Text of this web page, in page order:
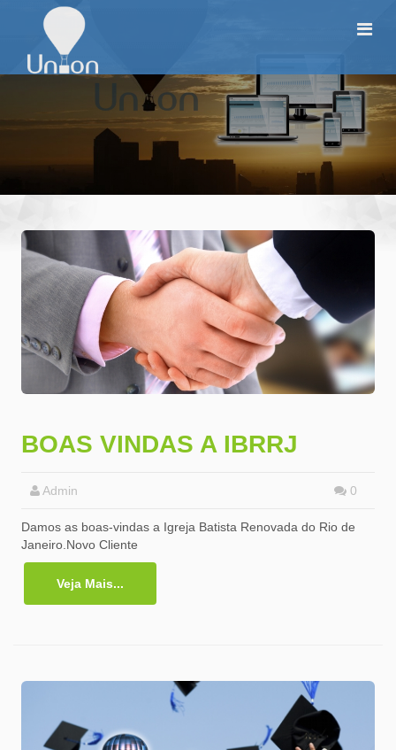
BOAS VINDAS A IBRRJ
Admin 0
Damos as boas-vindas a Igreja Batista Renovada do Rio de
Janeiro.Novo Cliente
Veja Mais...